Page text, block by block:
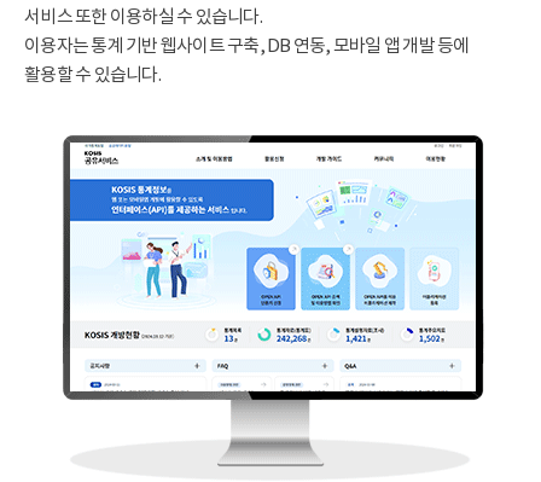
서비스 또한 이용하실 수 있습니다.
이용자는 통계 기반 웹사이트 구축, DB 연동, 모바일 앱 개발 등에
활용할 수 있습니다.